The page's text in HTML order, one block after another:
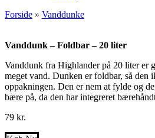
Forside » Vanddunke
Vanddunk – Foldbar – 20 liter
Vanddunk fra Highlander på 20 liter er
meget vand. Dunken er foldbar, så den
oppakningen. Den er nem at fylde og
bære på, da den har integreret
79 kr.